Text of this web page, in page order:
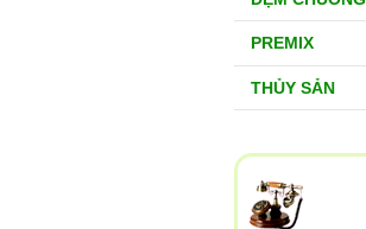
PREMIX
THỦY SẢN